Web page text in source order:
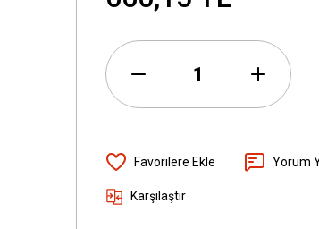
Yorum
Karşılaştır